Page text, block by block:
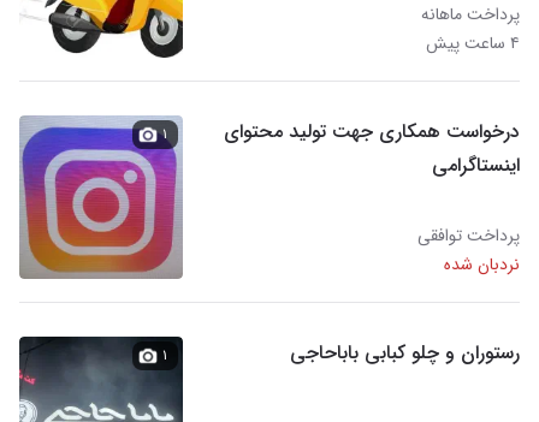
پرداخت ماهانه
۴ ساعت پیش
درخواست همکاری جهت تولید محتوای
اینستاگرامی
پرداخت توافقی
نردبان شده
۱
رستوران و چلو کبابی باباحاجی ۱